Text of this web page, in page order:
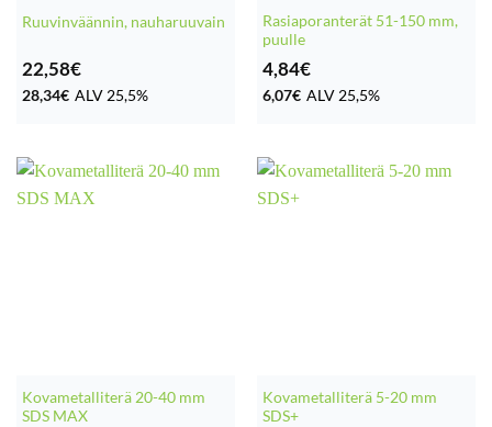
Ruuvinväännin, nauharuuvain
22,58€
28,34€ ALV 25,5%
Rasiaporanterät 51-150 mm,
puulle
4,84€
6,07€ ALV 25,5%
Kovametalliterä 20-40 mm
SDS MAX
Kovametalliterä 5-20 mm
SDS+